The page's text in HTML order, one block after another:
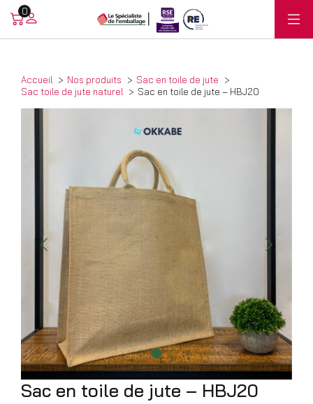
0
Accueil Nos produits
Sac en toile de jute
Sac toile de jute naturel
Sac en toile de jute – HBJ20
Sac en toile de jute – HBJ20